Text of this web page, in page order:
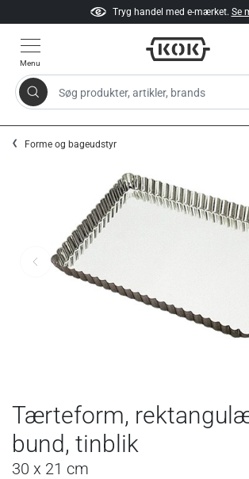
Tryg handel med e-mærket. Se
Menu
Søg produkter, artikler, brands
Forme og bageudstyr
Tærteform,
bund, tinblik
30 x 21 cm